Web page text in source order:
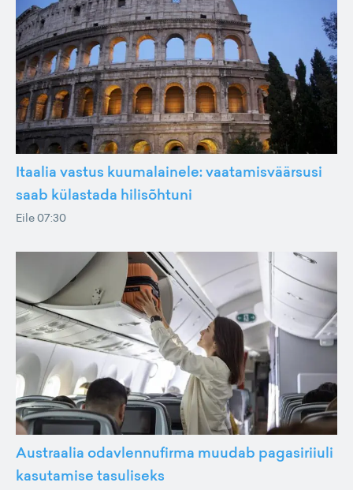
Itaalia vastus kuumalainele: vaatamisväärsusi
saab külastada hilisõhtuni
Eile 07:30
Austraalia odavlennufirma muudab pagasiriiuli
kasutamise tasuliseks